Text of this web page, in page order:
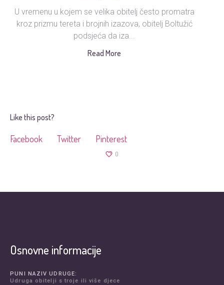
U vremenu u kojem se velika obitelj često promatra
kroz prizmu tereta i brojnih izazova, obitelj Boltužić
podsjeća da iza...
Read More
Like this post?
Facebook Twitter Pinterest
0
Osnovne informacije
PUNI NAZIV UDRUGE:
Udruga obitelji s troje ili više djece